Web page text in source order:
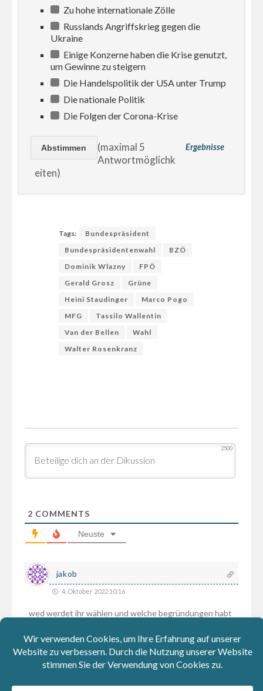
Zu hohe internationale Zölle
Russlands Angriffskrieg gegen die
Ukraine
Einige Konzerne haben die Krise genutzt,
um Gewinne zu steigern
Die Handelspolitik der USA unter Trump
Die nationale Politik
Die Folgen der Corona-Krise
Ergebnisse
(maximal 5
Antwortmöglichk
eiten)
Tags:
Bundespräsident
Bundespräsidentenwahl
BZÖ
Dominik Wlazny
FPÖ
Gerald Grosz
Grüne
Heini Staudinger
Marco Pogo
MFG
Tassilo Wallentin
Van der Bellen
Wahl
Walter Rosenkranz
2500
2 COMMENTS
Neuste
jakob
4. Oktober 2022 10:16
wed werdet ihr wählen und welche begründungen habt
0 0 Antworten